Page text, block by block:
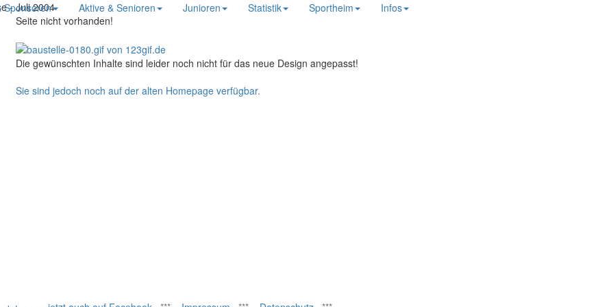
Sponsoren Aktive & Senioren Junioren Statistik Sportheim Infos
- Juli 2004
Seite nicht vorhanden!
Die gewünschten Inhalte sind leider noch nicht für das neue Design angepasst!
Sie sind jedoch noch auf der alten Homepage verfügbar.